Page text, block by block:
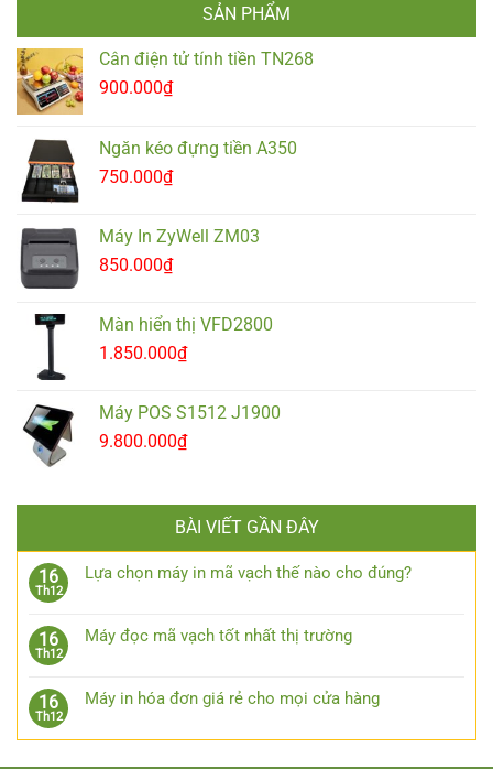
SẢN PHẨM
Cân điện tử tính tiền TN268
900.000₫
Ngăn kéo đựng tiền A350
750.000₫
Máy In ZyWell ZM03
850.000₫
Màn hiển thị VFD2800
1.850.000₫
Máy POS S1512 J1900
9.800.000₫
BÀI VIẾT GẦN ĐÂY
16
Th12
Lựa chọn máy in mã vạch thế nào cho đúng?
16
Th12
Máy đọc mã vạch tốt nhất thị trường
16
Th12
Máy in hóa đơn giá rẻ cho mọi cửa hàng